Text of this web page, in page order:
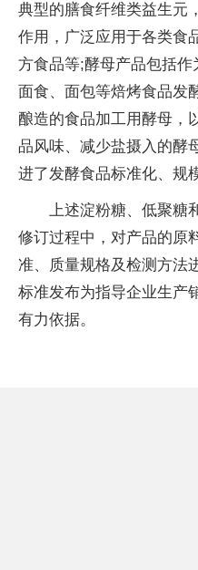
典型的膳食纤维类益生元
作用，广泛应用于各类食
方食品等;酵母产品包括
面食、面包等焙烤食品发
酿造的食品加工用酵母，
品风味、减少盐摄入的酵
进了发酵食品标准化、规
上述淀粉糖、低聚糖
修订过程中，对产品的原
准、质量规格及检测方法
标准发布为指导企业生产
有力依据。